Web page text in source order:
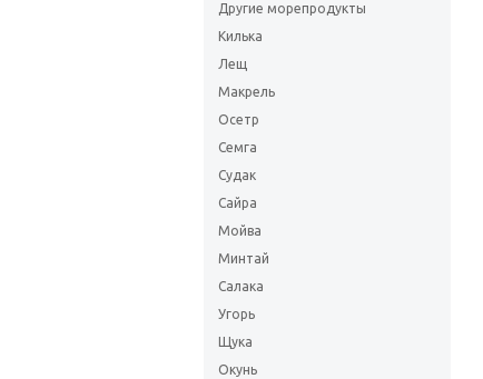
Другие морепродукты
Килька
Лещ
Макрель
Осетр
Семга
Судак
Сайра
Мойва
Минтай
Салака
Угорь
Щука
Окунь